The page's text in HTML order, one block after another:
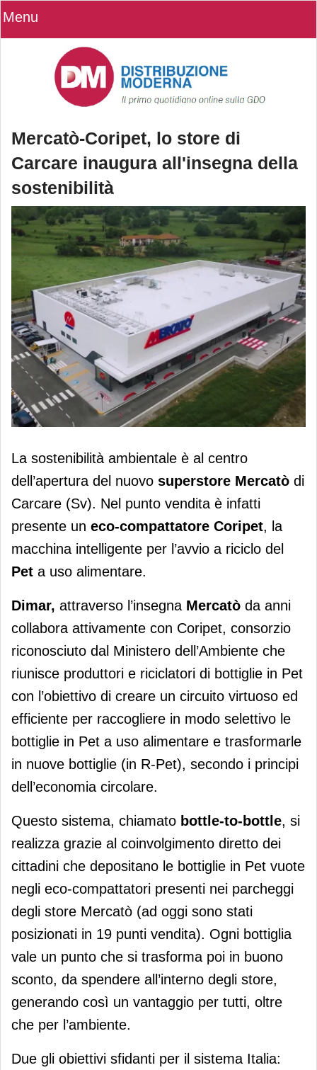
Menu
Mercatò-Coripet, lo store di
Carcare inaugura all'insegna della
sostenibilità
Mercatò-Coripet, lo store di Carcare
sostenibilità
La sostenibilità ambientale è al centro
dell’apertura del nuovo superstore Mercatò di
Carcare (Sv). Nel punto vendita è infatti
presente un eco-compattatore Coripet, la
macchina intelligente per l’avvio a riciclo del
Pet a uso alimentare.
Dimar, attraverso l’insegna Mercatò da anni
collabora attivamente con Coripet, consorzio
riconosciuto dal Ministero dell’Ambiente che
riunisce produttori e riciclatori di bottiglie in Pet
con l’obiettivo di creare un circuito virtuoso ed
efficiente per raccogliere in modo selettivo le
bottiglie in Pet a uso alimentare e trasformarle
in nuove bottiglie (in R-Pet), secondo i principi
dell’economia circolare.
Questo sistema, chiamato bottle-to-bottle, si
realizza grazie al coinvolgimento diretto dei
cittadini che depositano le bottiglie in Pet vuote
negli eco-compattatori presenti nei parcheggi
degli store Mercatò (ad oggi sono stati
posizionati in 19 punti vendita). Ogni bottiglia
vale un punto che si trasforma poi in buono
sconto, da spendere all’interno degli store,
generando così un vantaggio per tutti, oltre
che per l’ambiente.
Due gli obiettivi sfidanti per il sistema Italia: